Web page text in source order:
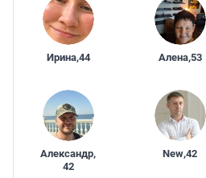
Ирина,44 Алена,53
Александр,
42
New,42